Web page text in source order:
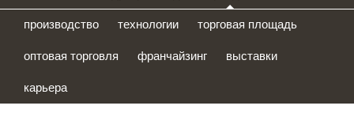
производство технологии торговая площадь
оптовая торговля франчайзинг выставки
карьера